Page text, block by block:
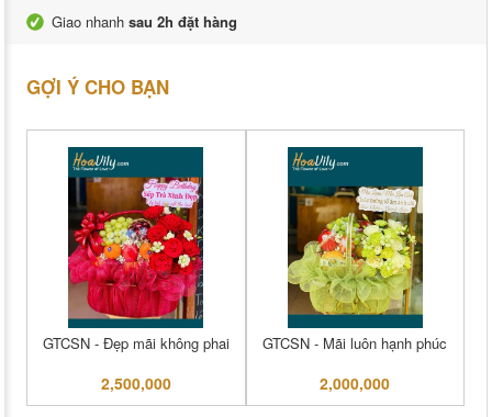
Giao nhanh sau 2h đặt hàng
GỢI Ý CHO BẠN
GTCSN - Đẹp mãi không phai
2,500,000
GTCSN - Mãi luôn hạnh phúc
2,000,000